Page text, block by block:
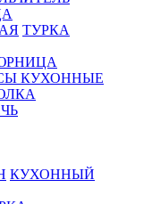
ТУРКА
КУХОННЫЕ
КУХОННЫЙ